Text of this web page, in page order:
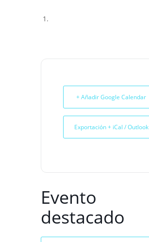
+ Añadir Google Calendar
Exportación + iCal / Outlook
Evento
destacado